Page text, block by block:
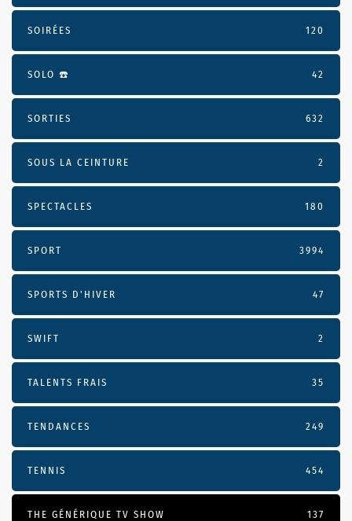
SOIRÉES 120
SOLO ☎️ 42
SORTIES 632
SOUS LA CEINTURE 2
SPECTACLES 180
SPORT 3994
SPORTS D'HIVER 47
SWIFT 2
TALENTS FRAIS 35
TENDANCES 249
TENNIS 454
THE GÉNÉRIQUE TV SHOW 137